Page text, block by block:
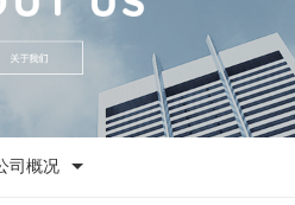
司概况